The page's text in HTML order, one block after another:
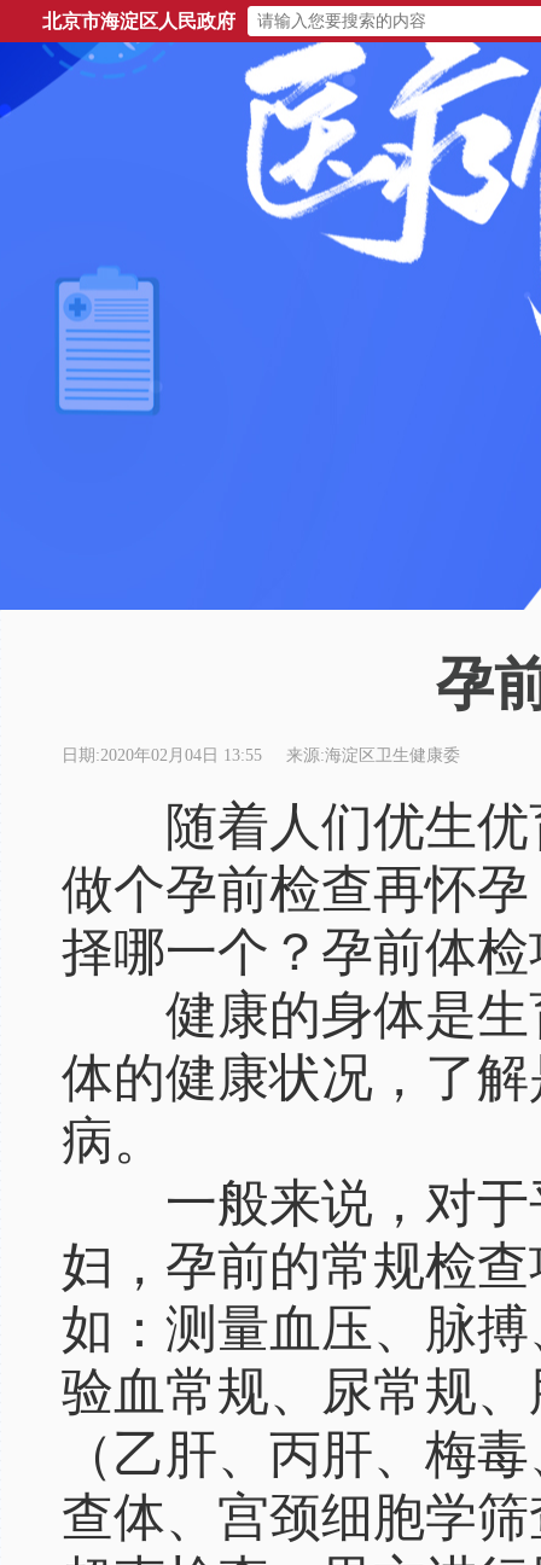
北京市海淀区人民政府
孕
日期:2020年02月04日 13:55 来源:海淀区卫生健康委
随着人们优生优
做个孕前检查再怀
择哪一个？孕前体
健康的身体是生
体的健康状况，了
病。
一般来说，对于
妇，孕前的常规检
如：测量血压、脉
验血常规、尿常规
（乙肝、丙肝、梅
查体、宫颈细胞学